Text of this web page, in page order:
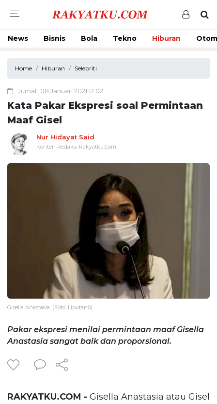
News Bisnis Bola Tekno Hiburan
Home Hiburan Selebriti
Jumat, 08 Januari 2021 12:02
Kata Pakar Ekspresi soal Permintaan
Maaf Gisel
Nur Hidayat Said
Konten Redaksi Rakyatku.Com
Gisella Anastasia. (Foto: Liputan6)
Pakar ekspresi menilai permintaan maaf Gisella
Anastasia sangat baik dan proporsional.
RAKYATKU.COM - Gisella Anastasia atau Gisel